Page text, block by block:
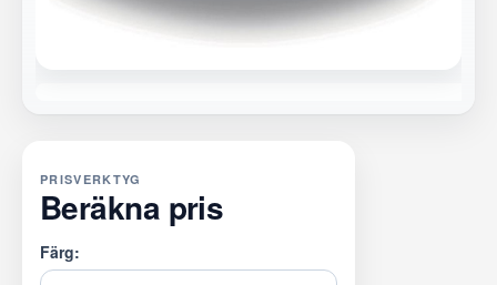
PRISVERKTYG
Beräkna pris
Färg: